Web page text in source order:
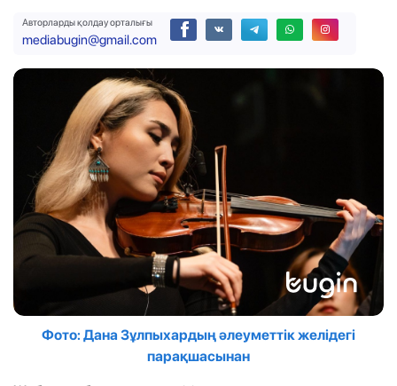
Авторларды қолдау орталығы
mediabugin@gmail.com
Фото: Дана Зұлпыхардың әлеуметтік желідегі
парақшасынан